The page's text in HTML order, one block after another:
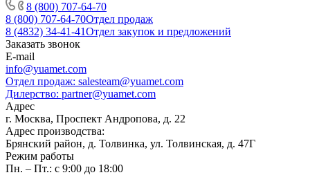
8 (800) 707-64-70
8 (800) 707-64-70Отдел продаж
8 (4832) 34-41-41Отдел закупок и предложений
Заказать звонок
E-mail
info@yuamet.com
Отдел продаж: salesteam@yuamet.com
Дилерство: partner@yuamet.com
Адрес
г. Москва, Проспект Андропова, д. 22
Адрес производства:
Брянский район, д. Толвинка, ул. Толвинская, д. 47Г
Режим работы
Пн. – Пт.: с 9:00 до 18:00